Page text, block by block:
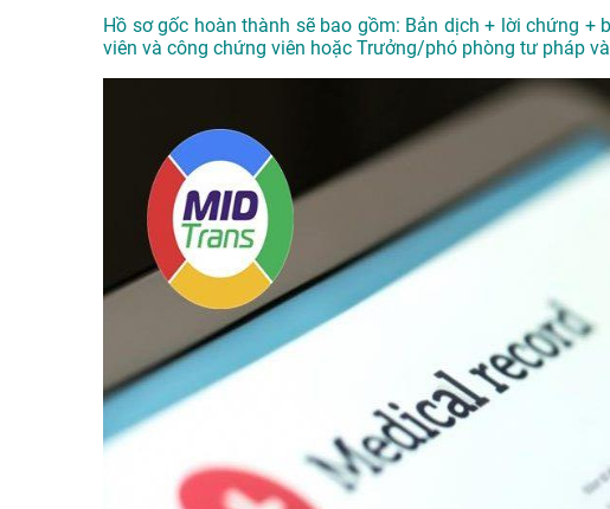
Hồ sơ gốc hoàn thành sẽ bao gồm: Bản dịch + lời chứng
viên và công chứng viên hoặc Trưởng/phó phòng tư pháp